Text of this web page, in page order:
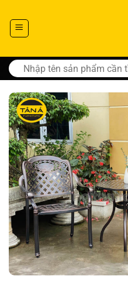
Tìm
kiếm: